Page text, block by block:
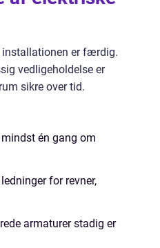
installationen er færdig.
vedligeholdelse er
sikre over tid.
én gang om
for revner,
armaturer stadig er